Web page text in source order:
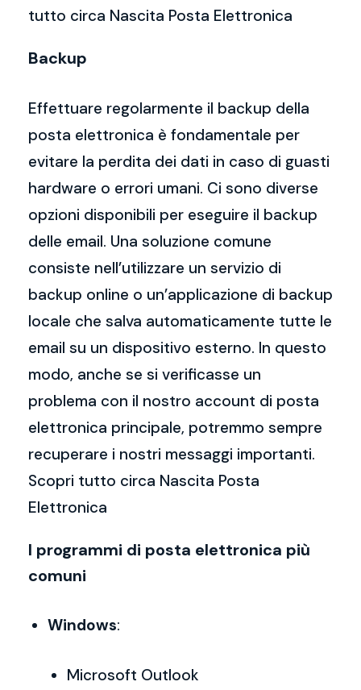
tutto circa Nascita Posta Elettronica
Backup
Effettuare regolarmente il backup della
posta elettronica è fondamentale per
evitare la perdita dei dati in caso di guasti
hardware o errori umani. Ci sono diverse
opzioni disponibili per eseguire il backup
delle email. Una soluzione comune
consiste nell’utilizzare un servizio di
backup online o un’applicazione di backup
locale che salva automaticamente tutte le
email su un dispositivo esterno. In questo
modo, anche se si verificasse un
problema con il nostro account di posta
elettronica principale, potremmo sempre
recuperare i nostri messaggi importanti.
Scopri tutto circa Nascita Posta
Elettronica
I programmi di posta elettronica più
comuni
Windows:
Microsoft Outlook